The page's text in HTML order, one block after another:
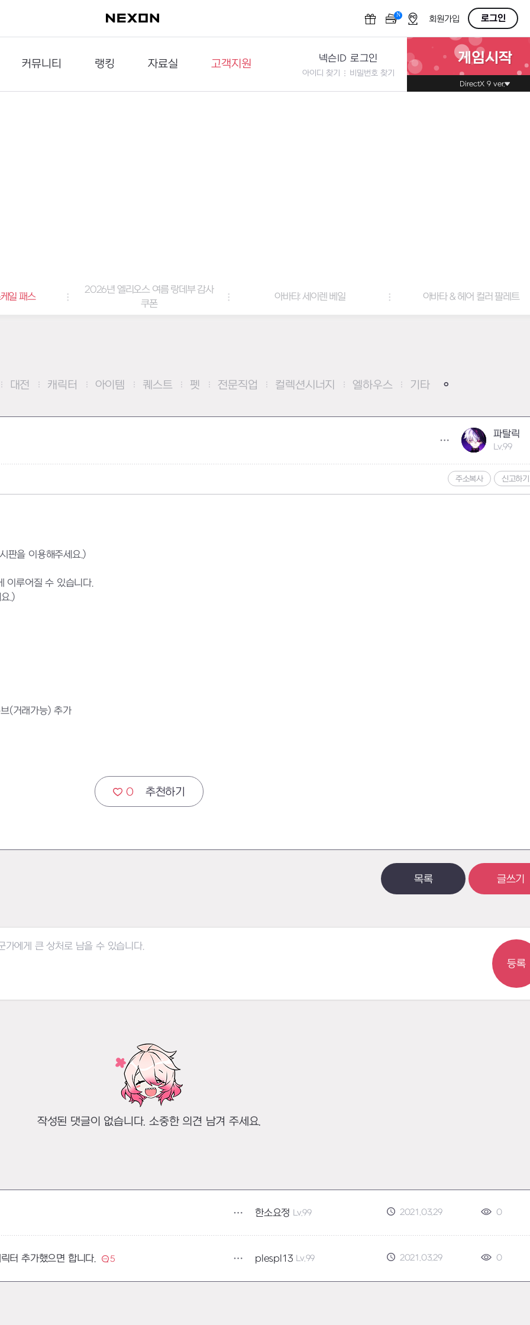
N OFF회원가입 로그인
커뮤니티
이슈게시판
랭킹
던전랭킹
자료실
다운로드
고객지원
문의하기
넥슨ID 로그인
아이디 찾기 비밀번호 찾기
게임시작
DirectX 9 ver.
일 패스
2026년 엘리오스 여름 랑데부 감사
쿠폰
아바타: 세이렌 베일 아바타 & 헤어 컬러 팔레트
대전 캐릭터 아이템 퀘스트 펫 전문직업 컬렉션시너지 엘하우스 기타
파탈릭
Lv.99
주소복사 신고하기
판을 이용해주세요.)
이루어질 수 있습니다.
.)
(거래가능) 추가
0 추천하기
목록 글쓰기
등록
작성된 댓글이 없습니다. 소중한 의견 남겨 주세요.
한소요정 Lv.99 2021.03.29 0
터 추가했으면 합니다. 5 plespl13 Lv.99 2021.03.29 0